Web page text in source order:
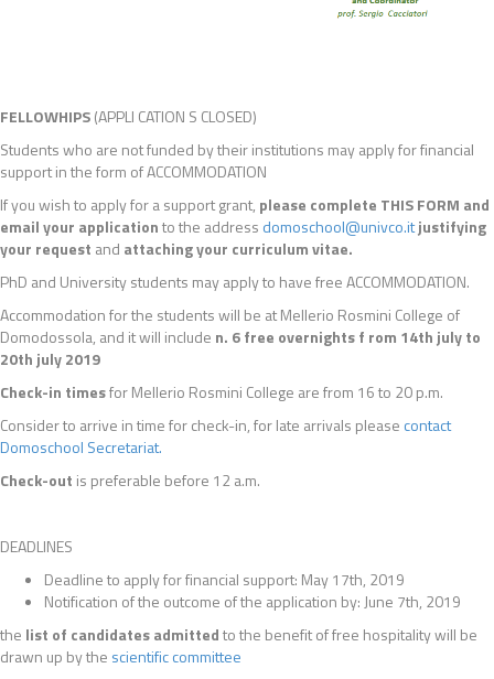
FELLOWHIPS(APPLI CATION S CLOSED)
Students who are not funded by their institutions may apply for financial
support in the form of ACCOMMODATION
If you wish to apply for a support grant, please complete THIS FORM and
email your applicationto the address domoschool@univco.itjustifying
your request and attaching your curriculum vitae.
PhD and University students may apply to have free ACCOMMODATION.
Accommodation for the students will be at Mellerio Rosmini College of
Domodossola, and it will include n. 6 free overnightsf rom 14th july to
20th july 2019
Check-in timesfor Mellerio Rosmini College are from 16 to 20 p.m.
Consider to arrive in time for check-in, for late arrivals please contact
Domoschool Secretariat.
Check-out is preferable before 12 a.m.
DEADLINES
Deadline to apply for financial support: May 17th, 2019
Notification of the outcome of the application by: June 7th, 2019
the list of candidates admittedto the benefit of free hospitality will be
drawn up by the scientific committee